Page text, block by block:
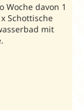
davon 1
Schottische
mit